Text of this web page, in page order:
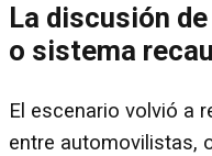
La discusión
o sistema
El escenario volvió a
entre automovilistas,